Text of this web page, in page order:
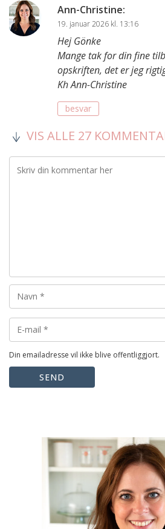
Ann-Christine:
19. januar 2026 kl. 13:16
Hej Gönke
Mange tak for din fine
opskriften, det er jeg
Kh Ann-Christine
besvar
VIS ALLE 27
Din emailadresse vil ikke blive offentliggjort.
SEND